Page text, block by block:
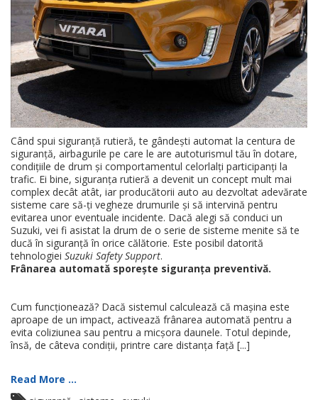
Când spui siguranță rutieră, te gândești automat la centura de
siguranță, airbagurile pe care le are autoturismul tău în dotare,
condițiile de drum și comportamentul celorlalți participanți la
trafic. Ei bine, siguranța rutieră a devenit un concept mult mai
complex decât atât, iar producătorii auto au dezvoltat adevărate
sisteme care să-ți vegheze drumurile și să intervină pentru
evitarea unor eventuale incidente. Dacă alegi să conduci un
Suzuki, vei fi asistat la drum de o serie de sisteme menite să te
ducă în siguranță în orice călătorie. Este posibil datorită
tehnologiei Suzuki Safety Support.
Frânarea automată sporește siguranța preventivă.
Cum funcționează? Dacă sistemul calculează că mașina este
aproape de un impact, activează frânarea automată pentru a
evita coliziunea sau pentru a micșora daunele. Totul depinde,
însă, de câteva condiții, printre care distanța față [...]
Read More ...